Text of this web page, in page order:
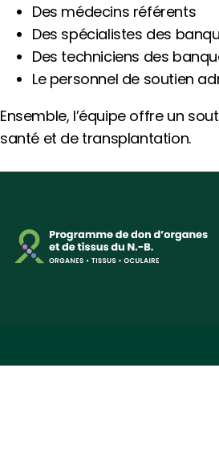
Des médecins référents
Des spécialistes des
Des techniciens des
Le personnel de soutien
Ensemble, l’équipe offre un
santé et de transplantation.